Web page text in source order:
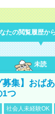
たの閲覧履歴か
未読
募集】おば
1つ
社会人未経験OK